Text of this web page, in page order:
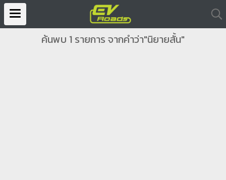
ค้นพบ 1 รายการ จากคำว่า"นิยายสั้น"